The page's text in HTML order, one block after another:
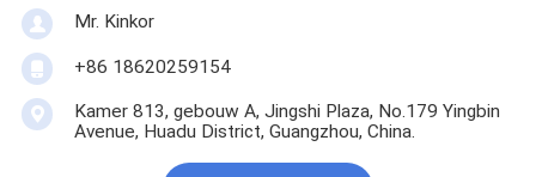
Mr. Kinkor
+86 18620259154
Kamer 813, gebouw A, Jingshi Plaza, No.179 Yingbin
Avenue, Huadu District, Guangzhou, China.